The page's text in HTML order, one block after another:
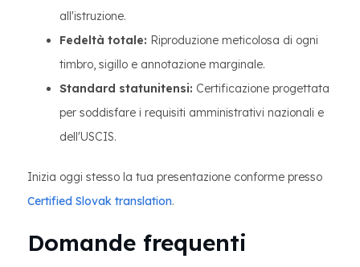
all'istruzione.
Fedeltà totale: Riproduzione meticolosa di ogni
timbro, sigillo e annotazione marginale.
Standard statunitensi: Certificazione progettata
per soddisfare i requisiti amministrativi nazionali e
dell'USCIS.
Inizia oggi stesso la tua presentazione conforme presso
Certified Slovak translation.
Domande frequenti